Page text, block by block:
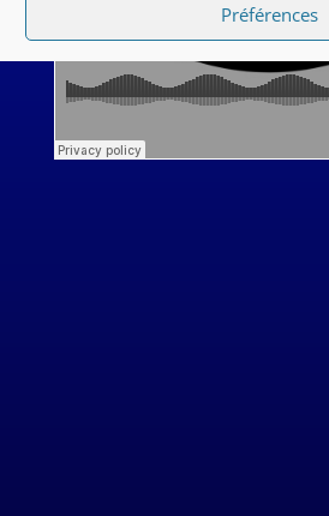
Préférences